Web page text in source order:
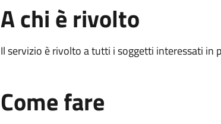
A chi è rivolto
Il servizio è rivolto a tutti i soggetti interessati in
Come fare